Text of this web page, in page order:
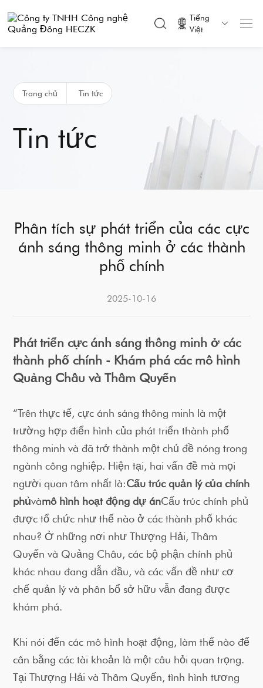
Tiếng
Việt

Trang chủ Tin tức
Tin tức
Phân tích sự phát triển của các cực
ánh sáng thông minh ở các thành
phố chính
2025-10-16
Phát triển cực ánh sáng thông minh ở các
thành phố chính - Khám phá các mô hình
Quảng Châu và Thâm Quyến
“Trên thực tế, cực ánh sáng thông minh là một
trường hợp điển hình của phát triển thành phố
thông minh và đã trở thành một chủ đề nóng trong
ngành công nghiệp. Hiện tại, hai vấn đề mà mọi
người quan tâm nhất là:Cấu trúc quản lý của chính
phủvàmô hình hoạt động dự ánCấu trúc chính phủ
được tổ chức như thế nào ở các thành phố khác
nhau? Ở những nơi như Thượng Hải, Thâm
Quyến và Quảng Châu, các bộ phận chính phủ
khác nhau đang dẫn đầu, và các vấn đề như cơ
chế quản lý và phân bổ sở hữu vẫn đang được
khám phá.
Khi nói đến các mô hình hoạt động, làm thế nào để
cân bằng các tài khoản là một câu hỏi quan trọng.
Tại Thượng Hải và Thâm Quyến, tình hình tương